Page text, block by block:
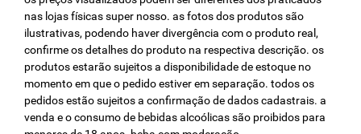
nas lojas físicas super nosso. as fotos dos produtos são
ilustrativas, podendo haver divergência com o produto real,
confirme os detalhes do produto na respectiva descrição. os
produtos estarão sujeitos a disponibilidade de estoque no
momento em que o pedido estiver em separação. todos os
pedidos estão sujeitos a confirmação de dados cadastrais. a
venda e o consumo de bebidas alcoólicas são proibidos para